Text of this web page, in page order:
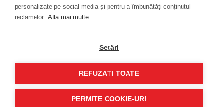
Social media monitoring in romania
Privacy Policy
personalizate pe social media și pentru a îmbunătăți conținutul
reclamelor. Află mai multe
Setări
REFUZAȚI TOATE
PERMITE COOKIE-URI